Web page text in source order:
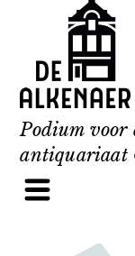
content
Podium voor
antiquariaat